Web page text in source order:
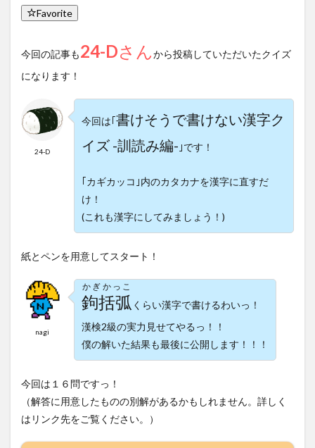
Favorite
今回の記事も24-Dさんから投稿していただいたクイズ
になります！
24-D
今回は｢書けそうで書けない漢字ク
イズ -訓読み編- ｣です！
｢カギカッコ｣内のカタカナを漢字に直すだ
け！
(これも漢字にしてみましょう！)
紙とペンを用意してスタート！
nagi
鉤括弧
かぎかっこ
くらい漢字で書けるわいっ！
漢検2級の実力見せてやるっ！！
僕の解いた結果も最後に公開します！！！
今回は１６問ですっ！
（解答に用意したものの別解があるかもしれません。詳しく
はリンク先をご覧ください。）